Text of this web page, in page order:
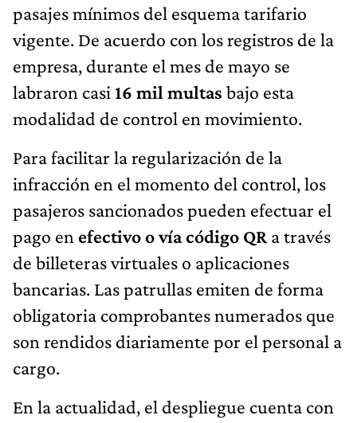
pasajes mínimos del esquema tarifario
vigente. De acuerdo con los registros de la
empresa, durante el mes de mayo se
labraron casi 16 mil multas bajo esta
modalidad de control en movimiento.
Para facilitar la regularización de la
infracción en el momento del control, los
pasajeros sancionados pueden efectuar el
pago en efectivo o vía código QR a través
de billeteras virtuales o aplicaciones
bancarias. Las patrullas emiten de forma
obligatoria comprobantes numerados que
son rendidos diariamente por el personal a
cargo.
En la actualidad, el despliegue cuenta con